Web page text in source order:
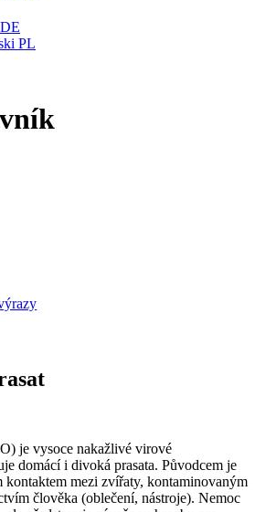
DE
PL
je vysoce nakažlivé virové
domácí i divoká prasata. Původcem je
mezi zvířaty, kontaminovaným
člověka (oblečení, nástroje). Nemoc